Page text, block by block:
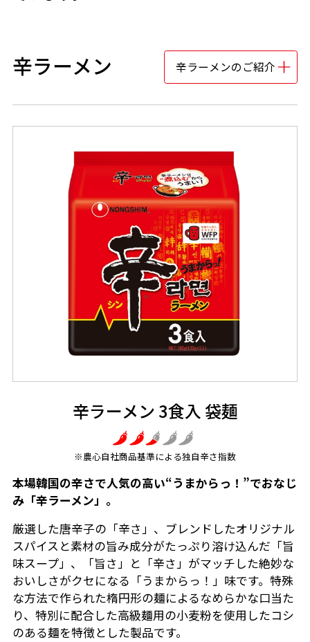
辛ラーメン 辛ラーメンのご紹介
辛ラーメン 3食入 袋麺
※農心自社商品基準による独自辛さ指数
本場韓国の辛さで人気の高い“うまからっ！”でおなじ
み「辛ラーメン」。
厳選した唐辛子の「辛さ」、ブレンドしたオリジナル
スパイスと素材の旨み成分がたっぷり溶け込んだ「旨
味スープ」、「旨さ」と「辛さ」がマッチした絶妙な
おいしさがクセになる「うまからっ！」味です。特殊
な方法で作られた楕円形の麺によるなめらかな口当た
り、特別に配合した高級麺用の小麦粉を使用したコシ
のある麺を特徴とした製品です。